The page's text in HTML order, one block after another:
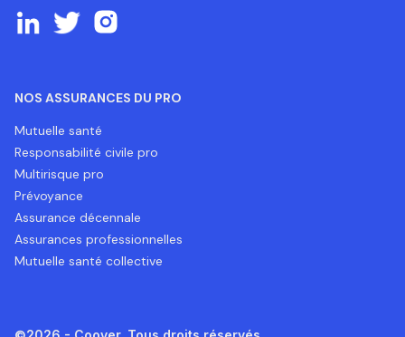
NOS ASSURANCES DU PRO
Mutuelle santé
Responsabilité civile pro
Multirisque pro
Prévoyance
Assurance décennale
Assurances professionnelles
Mutuelle santé collective